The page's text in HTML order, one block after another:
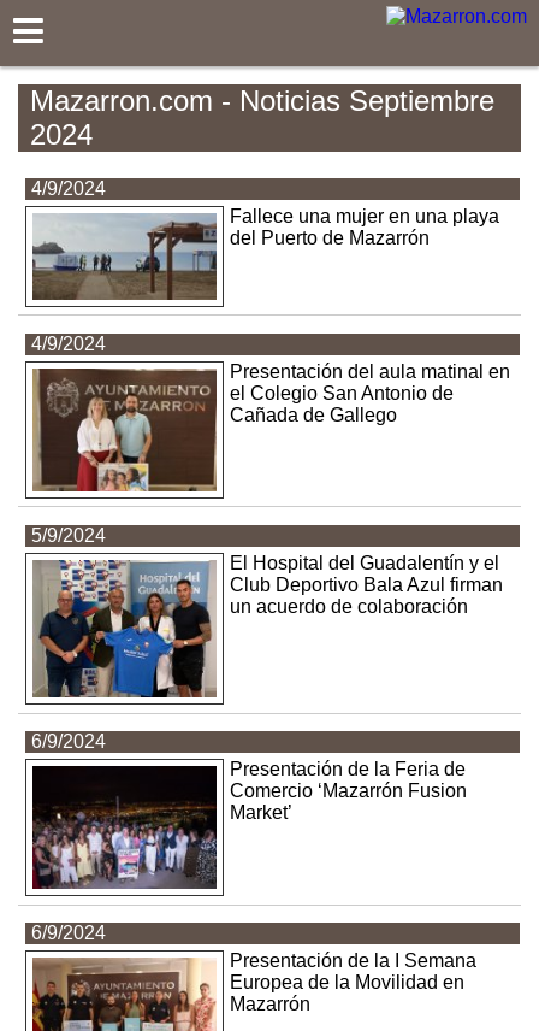
Mazarron.com - Noticias Septiembre
2024
4/9/2024
Fallece una mujer en una playa
del Puerto de Mazarrón
4/9/2024
Presentación del aula matinal en
el Colegio San Antonio de
Cañada de Gallego
5/9/2024
El Hospital del Guadalentín y el
Club Deportivo Bala Azul firman
un acuerdo de colaboración
6/9/2024
Presentación de la Feria de
Comercio ‘Mazarrón Fusion
Market’
6/9/2024
Presentación de la I Semana
Europea de la Movilidad en
Mazarrón